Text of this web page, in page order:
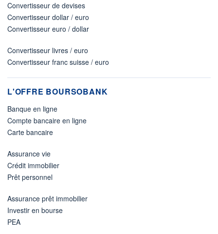
Convertisseur de devises
Convertisseur dollar / euro
Convertisseur euro / dollar
Convertisseur livres / euro
Convertisseur franc suisse / euro
L'OFFRE BOURSOBANK
Banque en ligne
Compte bancaire en ligne
Carte bancaire
Assurance vie
Crédit immobilier
Prêt personnel
Assurance prêt immobilier
Investir en bourse
PEA